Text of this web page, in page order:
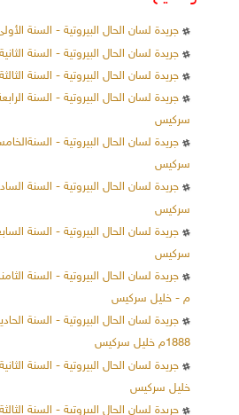
جريدة لسان الحال البيروتية - السنة الأولى 1877م - خليل سركيس
جريدة لسان الحال البيروتية - السنة الثانية 1878م - خليل سركيس
جريدة لسان الحال البيروتية - السنة الثالثة 1879م - خليل سركيس
سركيس
سركيس
سركيس
سركيس
م - خليل سركيس
1888م خليل سركيس
خليل سركيس